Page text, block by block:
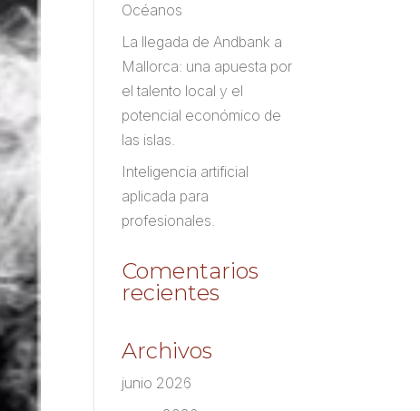
Océanos
La llegada de Andbank a
Mallorca: una apuesta por
el talento local y el
potencial económico de
las islas.
Inteligencia artificial
aplicada para
profesionales.
Comentarios
recientes
Archivos
junio 2026